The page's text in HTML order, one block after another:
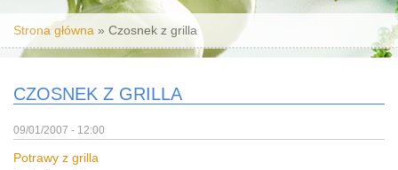
Jesteś tutaj
Strona główna » Czosnek z grilla
CZOSNEK Z GRILLA
09/01/2007 - 12:00
Potrawy z grilla